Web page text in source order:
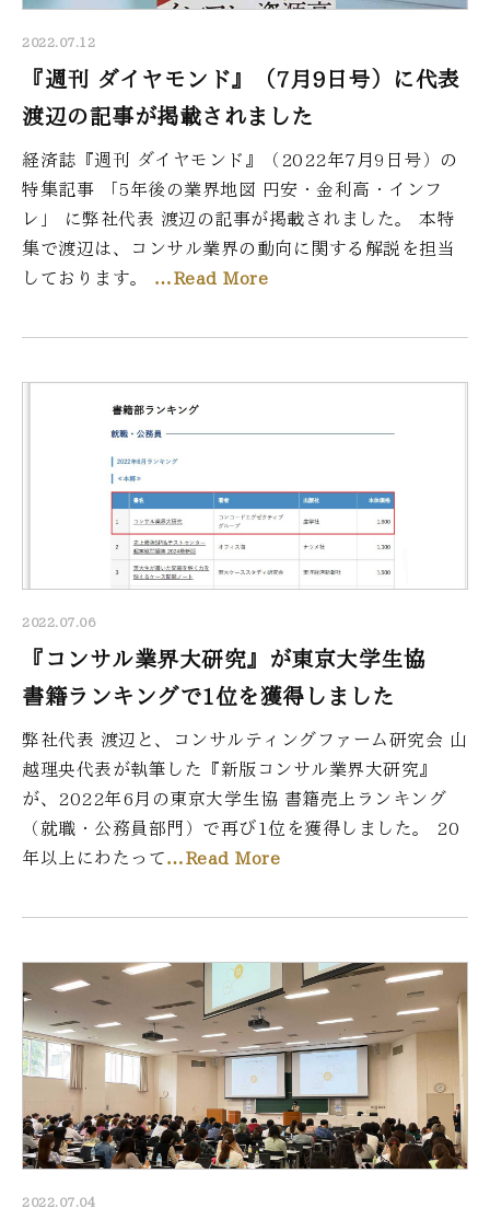
2022.07.12
『週刊 ダイヤモンド』（7月9日号）に代表
渡辺の記事が掲載されました
経済誌『週刊 ダイヤモンド』（2022年7月9日号）の
特集記事 「5年後の業界地図 円安・金利高・インフ
レ」 に弊社代表 渡辺の記事が掲載されました。 本特
集で渡辺は、コンサル業界の動向に関する解説を担当
しております。 …Read More
2022.07.06
『コンサル業界大研究』が東京大学生協
書籍ランキングで1位を獲得しました
弊社代表 渡辺と、コンサルティングファーム研究会 山
越理央代表が執筆した『新版コンサル業界大研究』
が、2022年6月の東京大学生協 書籍売上ランキング
（就職・公務員部門）で再び1位を獲得しました。 20
年以上にわたって…Read More
2022.07.04